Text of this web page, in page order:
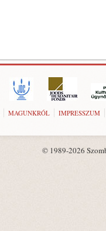
MAGUNKRÓL IMPRESSZUM
© 1989-2026